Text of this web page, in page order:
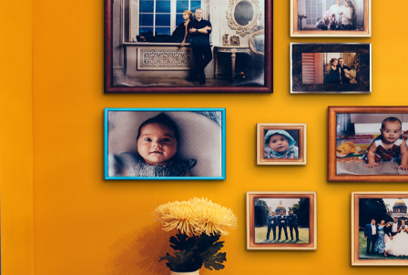
Ваш регион доставки
Выберите из списка: